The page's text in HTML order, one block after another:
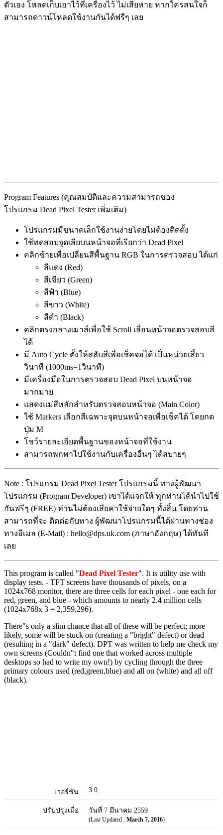
ตัวเอง โหลดเก็บเอาไว้ที่เครื่องไว้ ไม่เสียหาย หากใครสนใจก็
สามารถดาวน์โหลดใช้งานกันได้ฟรีๆ เลย
Program Features (คุณสมบัติและความสามารถของ
โปรแกรม Dead Pixel Tester เพิ่มเติม)
โปรแกรมมีขนาดเล็กใช้งานง่ายโดยไม่ต้องติดตั้ง
ใช้ทดสอบจุดเสียบนหน้าจอที่เรียกว่า Dead Pixel
คลิกซ้ายเพื่อเปลี่ยนสีพื้นฐาน RGB ในการตรวจสอบ ได้แก่
สีแดง (Red)
สีเขียว (Green)
สีฟ้า (Blue)
สีขาว (White)
สีดำ (Black)
คลิกตรงกลางเมาส์เพื่อใช้ Scroll เลื่อนหน้าจอตรวจสอบสี
ได้
มี Auto Cycle ตั้งให้สลับสีเพื่อเช็คจอได้ เป็นหน่วยเสี้ยว
วินาที (1000ms=1วินาที)
มีเครื่องมือในการตรวจสอบ Dead Pixel บนหน้าจอ
มากมาย
แสดงแม่สีหลักสำหรับตรวจสอบหน้าจอ (Main Color)
ใช้ Markers เลือกสีเฉพาะจุดบนหน้าจอเพื่อเช็คได้ โดยกด
ปุ่ม M
โชว์รายละเอียดพื้นฐานของหน้าจอที่ใช้งาน
สามารถพกพาไปใช้งานกับเครื่องอื่นๆ ได้สบายๆ
Note : โปรแกรม Dead Pixel Tester โปรแกรมนี้ ทางผู้พัฒนา
โปรแกรม (Program Developer) เขาได้แจกให้ ทุกท่านได้นำไปใช้
กันฟรีๆ (FREE) ท่านไม่ต้องเสียค่าใช้จ่ายใดๆ ทั้งสิ้น โดยท่าน
สามารถที่จะ ติดต่อกับทาง ผู้พัฒนาโปรแกรมนี้ได้ผ่านทางช่อง
ทางอีเมล (E-Mail) : hello@dps.uk.com (ภาษาอังกฤษ) ได้ทันที
เลย
This program is called "Dead Pixel Tester". It is utility use with
display tests. - TFT screens have thousands of pixels, on a
1024x768 monitor, there are three cells for each pixel - one each for
red, green, and blue - which amounts to nearly 2.4 million cells
(1024x768x 3 = 2,359,296).
There"s only a slim chance that all of these will be perfect; more
likely, some will be stuck on (creating a "bright" defect) or dead
(resulting in a "dark" defect). DPT was written to help me check my
own screens (Couldn"t find one that worked across multiple
desktops so had to write my own!) by cycling through the three
primary colours used (red,green,blue) and all on (white) and all off
(black).
เวอร์ชัน 3.0
ปรับปรุงเมื่อ วันที่ 7 มีนาคม 2559
(Last Updated : March 7, 2016)